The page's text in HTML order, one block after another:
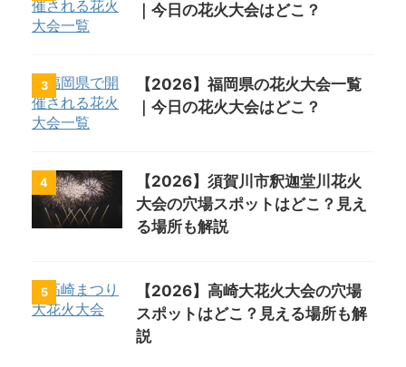
｜今日の花火大会はどこ？
3
【2026】福岡県の花火大会一覧
｜今日の花火大会はどこ？
4
【2026】須賀川市釈迦堂川花火
大会の穴場スポットはどこ？見え
る場所も解説
5
【2026】高崎大花火大会の穴場
スポットはどこ？見える場所も解
説